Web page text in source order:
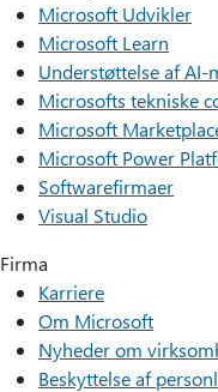
Microsoft Udvikler
Microsoft Learn
Understøttelse af AI-
Microsofts tekniske
Microsoft
Microsoft Power
Softwarefirmaer
Visual Studio
Firma
Karriere
Om Microsoft
Nyheder om
Beskyttelse af